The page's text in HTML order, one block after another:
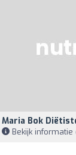
Maria Bok
Bekijk